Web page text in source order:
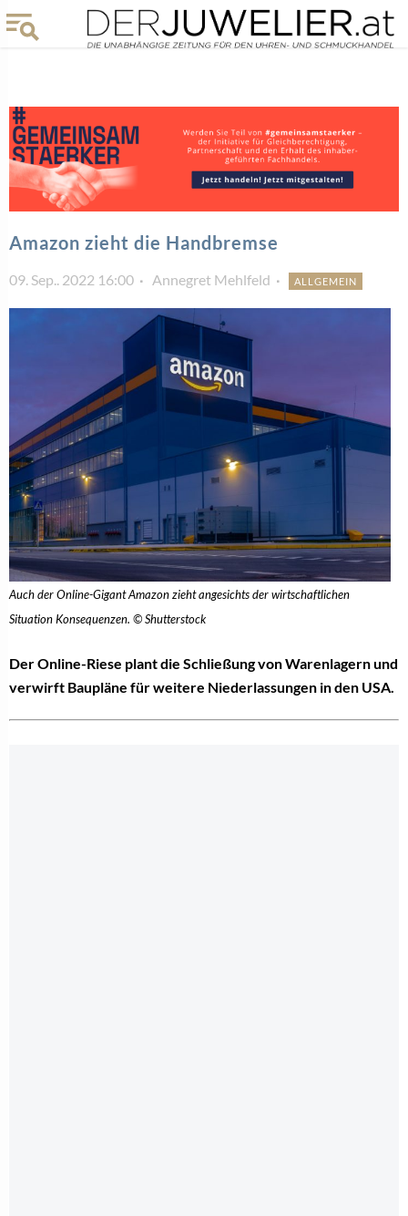
Amazon zieht die Handbremse
09. Sep.. 2022 16:00 Annegret Mehlfeld ALLGEMEIN
Auch der Online-Gigant Amazon zieht angesichts der wirtschaftlichen
Situation Konsequenzen. © Shutterstock
Der Online-Riese plant die Schließung von Warenlagern und
verwirft Baupläne für weitere Niederlassungen in den USA.